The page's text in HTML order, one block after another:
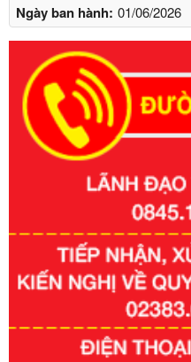
Ngày ban hành: 01/06/2026